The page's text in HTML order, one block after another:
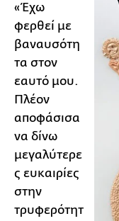
«Έχω
φερθεί με
βαναυσότη
τα στον
εαυτό μου.
Πλέον
αποφάσισα
να δίνω
μεγαλύτερε
ς ευκαιρίες
στην
τρυφερότητ